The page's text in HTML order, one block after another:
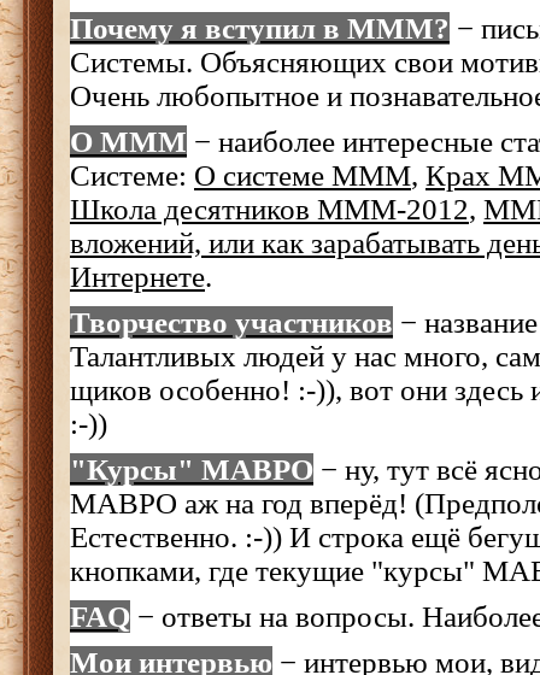
Почему я вступил в МММ? −
Системы. Объясняющих свои
Очень любопытное и
О МММ − наиболее интересные
Системе: О системе МММ, Крах
Школа десятников МММ-2012,
вложений, или как зарабатывать
Интернете.
Творчество участников −
Талантливых людей у нас много,
щиков особенно! :-)), вот они здесь
:-))
"Курсы" МАВРО − ну, тут всё
МАВРО аж на год вперёд!
Естественно. :-)) И строка ещё
кнопками, где текущие "курсы"
FAQ − ответы на вопросы.
Мои интервью − интервью мои,